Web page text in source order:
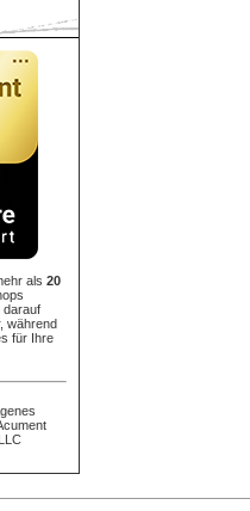
als 20
darauf
während
für Ihre